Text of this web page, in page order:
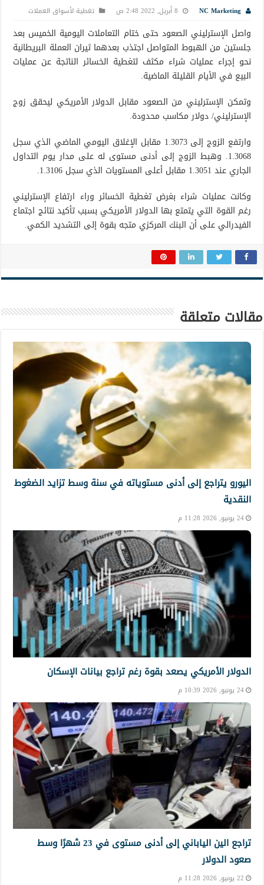
NC Marketing 8 أبريل, 2022 2:48 ص تغطية لأسواق العملات
واصل الإسترليني الصعود حتى ختام التعاملات اليومية الخميس بعد
جلستين من الهبوط المتواصل اجتذب بعدهما ثيران العملة البريطانية
نحو إجراء عمليات شراء مكثف لتغطية الخسائر الناتجة عن عمليات
البيع في الأيام القليلة الماضية.
وتمكن الإسترليني من الصعود مقابل الدولار الأمريكي ليحقق زوج
الإسترليني/ دولار مكاسب محدودة.
وارتفع الزوج إلى 1.3073 مقابل الإغلاق اليومي الماضي الذي سجل
1.3068. وهبط الزوج إلى أدنى مستوى له على مدار يوم التداول
الجاري عند 1.3051 مقابل أعلى المستويات الذي سجل 1.3106.
وكانت عمليات شراء بغرض تغطية الخسائر وراء ارتفاع الإسترليني
رغم القوة التي يتمتع بها الدولار الأمريكي بسبب تأكيد نتائج اجتماع
الفيدرالي على أن البنك المركزي متجه بقوة إلى التشديد الكمي.
مقالات متعلقة
اليورو يتراجع إلى أدنى مستوياته في سنة وسط تزايد الضغوط
النقدية
24 يونيو, 2026 11:28 م
الدولار الأمريكي يصعد بقوة رغم تراجع بيانات الإسكان
24 يونيو, 2026 10:39 م
تراجع الين الياباني إلى أدنى مستوى في 23 شهرًا وسط
صعود الدولار
22 يونيو, 2026 11:28 م